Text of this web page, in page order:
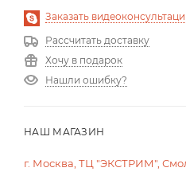
Заказать
Рассчитать доставку
Хочу в подарок
Нашли ошибку?
НАШ МАГАЗИН
г. Москва, ТЦ "ЭКСТРИМ",